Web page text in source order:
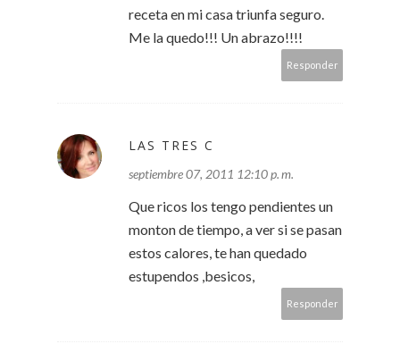
receta en mi casa triunfa seguro.
Me la quedo!!! Un abrazo!!!!
Responder
LAS TRES C
septiembre 07, 2011 12:10 p. m.
Que ricos los tengo pendientes un
monton de tiempo, a ver si se pasan
estos calores, te han quedado
estupendos ,besicos,
Responder